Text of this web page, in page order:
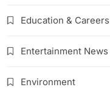
Education & Careers
Entertainment News
Environment